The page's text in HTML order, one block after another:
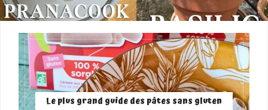
Le plus grand guide des pâtes sans gluten